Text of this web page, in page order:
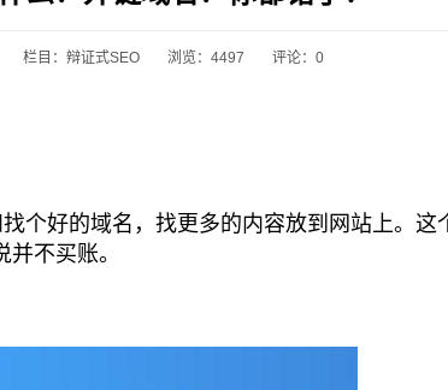
栏目： 辩证式SEO 浏览：4497 评论：0
个好的域名，找更多的内容放到网站上。这
不买账。